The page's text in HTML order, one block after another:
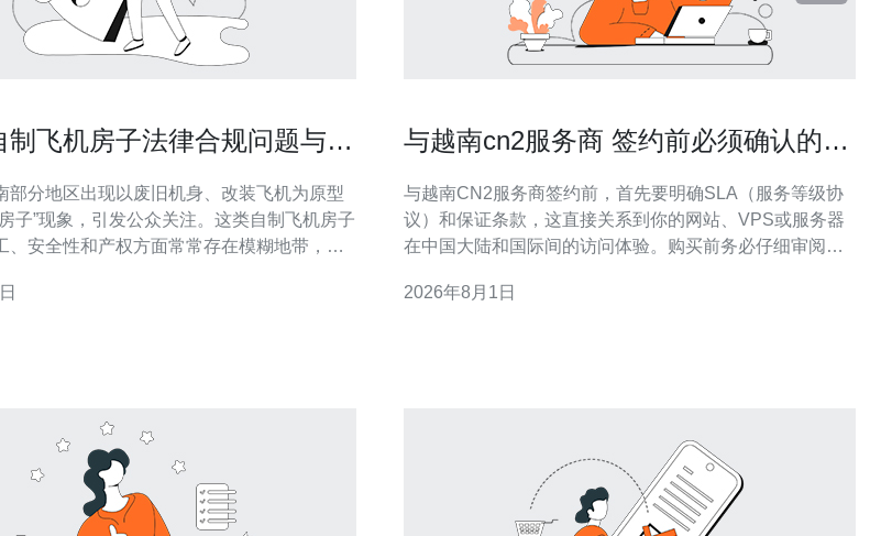
制飞机房子法律合规问题与地
部分地区出现以废旧机身、改装飞机为原型
子”现象，引发公众关注。这类自制飞机房子
、安全性和产权方面常常存在模糊地带，给
机房子涉及建筑法、土地使用、消防与航空
与越南cn2服务商 签约前必须确认的
与越南CN2服务商签约前，首先要明确SLA（服务等级协
议）和保证条款，这直接关系到你的网站、VPS或服务器
在中国大陆和国际间的访问体验。购买前务必仔细审阅服
承诺。 可用性（uptime）是首要指标。合同中应写明月度
2026年8月1日